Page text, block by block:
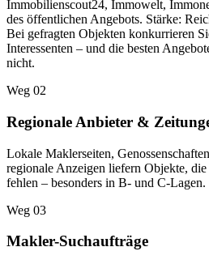
Immobilienscout24, Immowelt,
des öffentlichen Angebots. Stärke:
Bei gefragten Objekten konkurrieren
Interessenten – und die besten
nicht.
Weg 02
Regionale Anbieter &
Lokale Maklerseiten,
regionale Anzeigen liefern Objekte,
fehlen – besonders in B- und C-Lagen.
Weg 03
Makler-Suchaufträge